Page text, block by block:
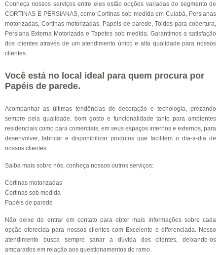
Conheça nossos serviços entre eles estão opções variadas do segmento de
CORTINAS E PERSIANAS, como Cortinas sob medida em Cuiabá, Persianas
motorizadas, Cortinas motorizadas, Papéis de parede, Toldos para cobertura,
Persiana Externa Motorizada e Tapetes sob medida. Garantimos a satisfação
dos clientes através de um atendimento único e alta qualidade para nossos
clientes.
Você está no local ideal para quem procura por
Papéis de parede.
Acompanhar as últimas tendências de decoração e tecnologia, prezando
sempre pela qualidade, bom gosto e funcionalidade tanto para ambientes
residenciais como para comerciais, em seus espaços internos e externos, para
desenvolver, fabricar e disponibilizar produtos que facilitem o dia-a-dia de
nossos clientes.
Saiba mais sobre nós, conheça nossos outros serviços:
Cortinas motorizadas
Cortinas sob medida
Papéis de parede
Não deixe de entrar em contato para obter mais informações sobre cada
opção oferecida para nossos clientes com Excelente e diferenciada. Nosso
atendimento busca sempre sanar a dúvida dos clientes, deixando-os
amparados em relação aos questionamentos do ramo.